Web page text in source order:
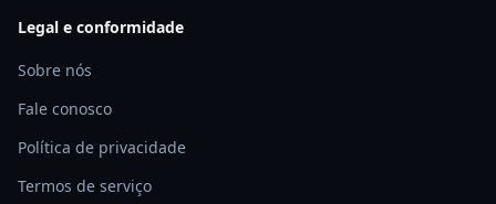
Legal e conformidade
Sobre nós
Fale conosco
Política de privacidade
Termos de serviço